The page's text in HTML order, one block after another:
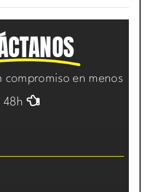
compromiso en menos
48h